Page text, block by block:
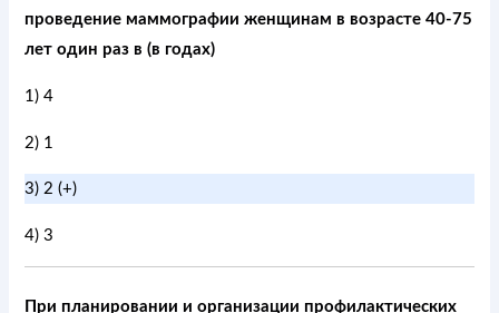
проведение маммографии женщинам в возрасте 40-75
лет один раз в (в годах)
1) 4
2) 1
3) 2 (+)
4) 3
При планировании и организации профилактических